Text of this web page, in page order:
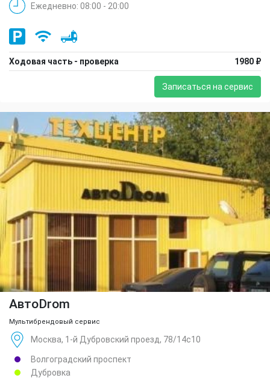
Ежедневно: 08:00 - 20:00
Ходовая часть - проверка 1980 ₽
Записаться на сервис
АвтоDrom
Мультибрендовый сервис
Москва, 1-й Дубровский проезд, 78/14с10
Волгоградский проспект
Дубровка